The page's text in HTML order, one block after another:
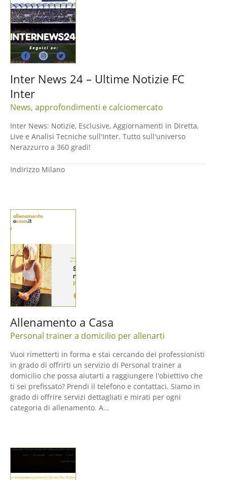
Inter News 24 – Ultime Notizie FC
Inter
News, approfondimenti e calciomercato
Inter News: Notizie, Esclusive, Aggiornamenti in Diretta,
Live e Analisi Tecniche sull'Inter. Tutto sull'universo
Nerazzurro a 360 gradi!
Indirizzo Milano
Allenamento a Casa
Personal trainer a domicilio per allenarti
Vuoi rimetterti in forma e stai cercando dei professionisti
in grado di offrirti un servizio di Personal trainer a
domicilio che possa aiutarti a raggiungere l'obiettivo che
ti sei prefissato? Prendi il telefono e contattaci. Siamo in
grado di offrire servizi dettagliati e mirati per ogni
categoria di allenamento. A…